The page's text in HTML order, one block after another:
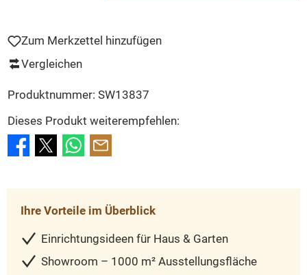
Zum Merkzettel hinzufügen
Vergleichen
Produktnummer: SW13837
Dieses Produkt weiterempfehlen:
Ihre Vorteile im Überblick
Einrichtungsideen für Haus & Garten
Showroom – 1000 m² Ausstellungsfläche